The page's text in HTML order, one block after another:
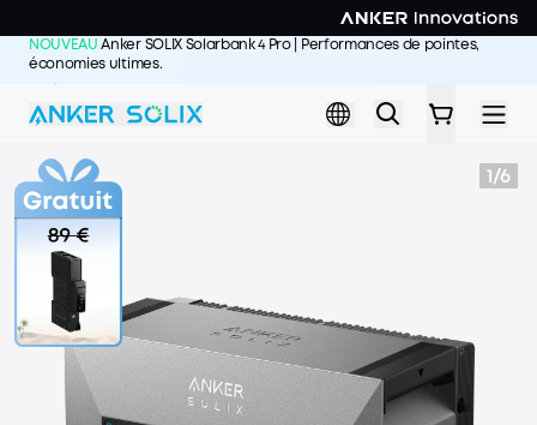
NOUVEAU Anker SOLIX Solarbank 4 Pro | Performances de pointes,
économies ultimes.
1 /6